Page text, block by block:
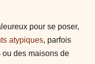
pour se poser,
atypiques, parfois
des maisons de